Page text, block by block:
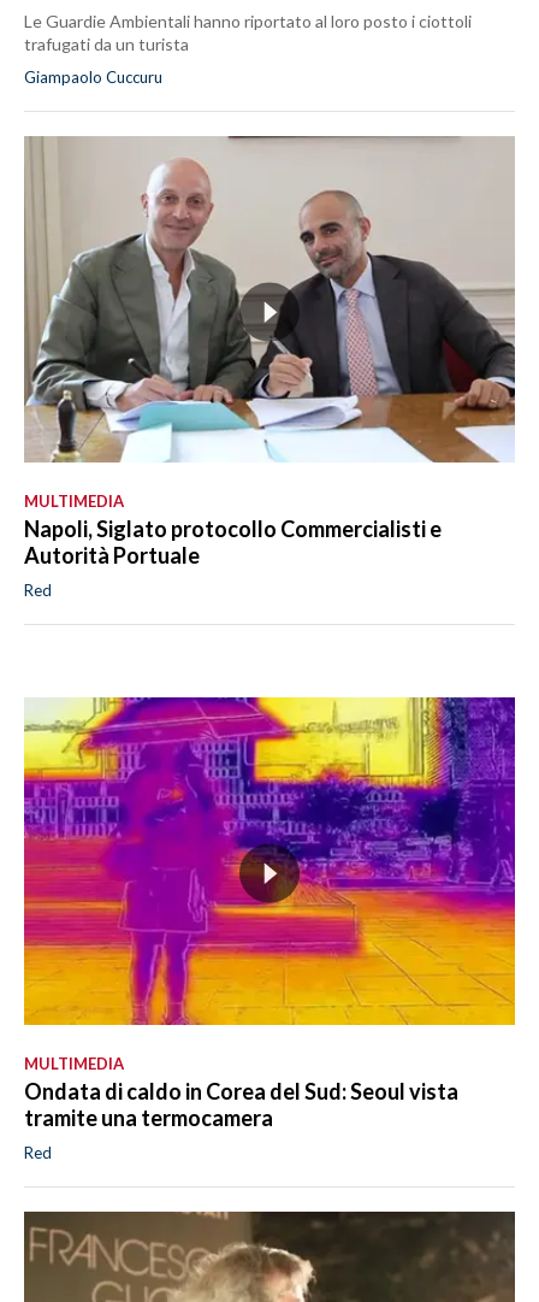
Le Guardie Ambientali hanno riportato al loro posto i ciottoli
trafugati da un turista
Giampaolo Cuccuru
MULTIMEDIA
Napoli, Siglato protocollo Commercialisti e
Autorità Portuale
Red
MULTIMEDIA
Ondata di caldo in Corea del Sud: Seoul vista
tramite una termocamera
Red